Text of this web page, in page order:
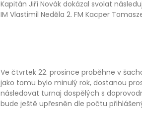
Kapitán Jiří Novák dokázal svolat
IM Vlastimil Neděla 2. FM Kacper
Ve čtvrtek 22. prosince proběhne v
jako tomu bylo minulý rok, dostanou
následovat turnaj dospělých s
bude ještě upřesněn dle počtu